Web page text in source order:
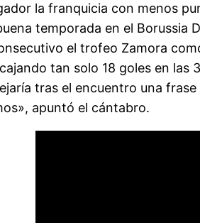
la franquicia con menos
temporada en el
el trofeo Zamora
tan solo 18 goles en
tras el encuentro una
apuntó el cántabro.